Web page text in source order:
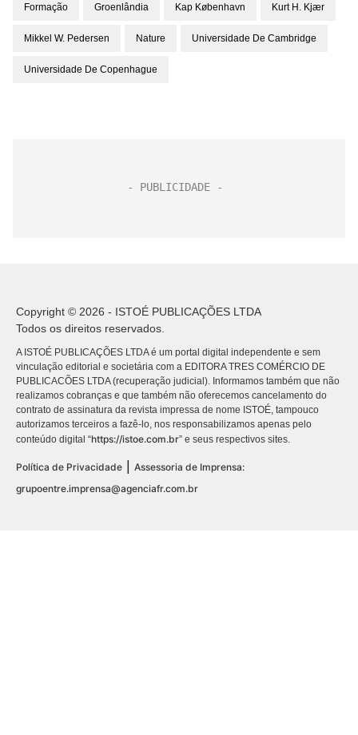
Formação Groenlândia Kap København Kurt H. Kjær
Mikkel W. Pedersen Nature Universidade De Cambridge
Universidade De Copenhague
Copyright © 2026 - ISTOÉ PUBLICAÇÕES LTDA
Todos os direitos reservados.
A ISTOÉ PUBLICAÇÕES LTDA é um portal digital independente e sem
vinculação editorial e societária com a EDITORA TRES COMÉRCIO DE
PUBLICACÕES LTDA (recuperação judicial). Informamos também que não
realizamos cobranças e que também não oferecemos cancelamento do
contrato de assinatura da revista impressa de nome ISTOÉ, tampouco
autorizamos terceiros a fazê-lo, nos responsabilizamos apenas pelo
conteúdo digital “https://istoe.com.br” e seus respectivos sites.
Política de Privacidade | Assessoria de Imprensa:
grupoentre.imprensa@agenciafr.com.br